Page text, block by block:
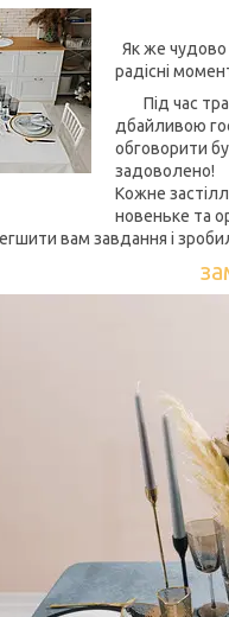
Як же
радісні
Під час
дбайливою
обговорити
задоволено!
Кожне
новеньке та
вам завдання і